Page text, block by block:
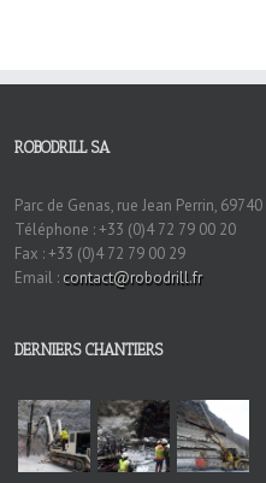
ROBODRILL SA
Parc de Genas, rue Jean Perrin,
Téléphone : +33 (0)4 72 79 00 20
Fax : +33 (0)4 72 79 00 29
Email : contact@robodrill.fr
DERNIERS CHANTIERS